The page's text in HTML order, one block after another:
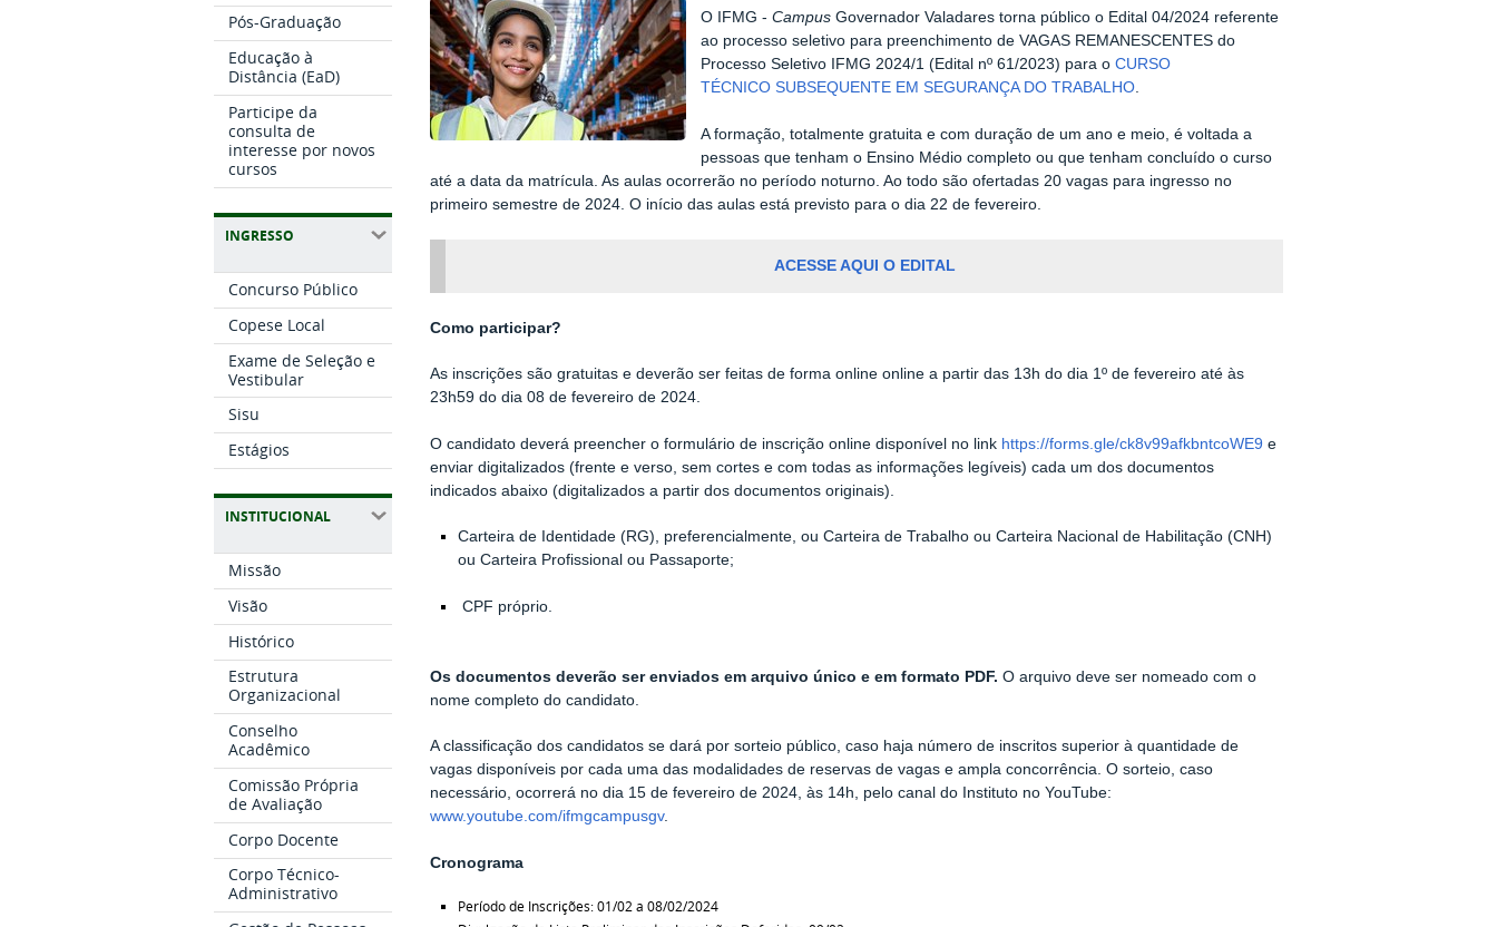
Pós-Graduação
Educação à
Distância (EaD)
Participe da
consulta de
interesse por novos
cursos
INGRESSO
Concurso Público
Copese Local
Exame de Seleção e
Vestibular
Sisu
Estágios
INSTITUCIONAL
Missão
Visão
Histórico
Estrutura
Organizacional
Conselho
Acadêmico
Comissão Própria
de Avaliação
Corpo Docente
Corpo Técnico-
Administrativo
O IFMG - CampusGovernador Valadares torna público o Edital 04/2024 referente
ao processo seletivo para preenchimento de VAGAS REMANESCENTES do
Processo Seletivo IFMG 2024/1 (Edital nº 61/2023) para o CURSO
TÉCNICO SUBSEQUENTE EM SEGURANÇA DO TRABALHO.
A formação, totalmente gratuita e com duração de um ano e meio, é voltada a
pessoas que tenham o Ensino Médio completo ou que tenham concluído o curso
até a data da matrícula. As aulas ocorrerão no período noturno. Ao todo são ofertadas 20 vagas para ingresso no
primeiro semestre de 2024. O início das aulas está previsto para o dia 22 de fevereiro.
ACESSE AQUI O EDITAL
Como participar?
As inscrições são gratuitas e deverão ser feitas de forma online online a partir das 13h do dia 1º de fevereiro até às
23h59 do dia 08 de fevereiro de 2024.
O candidato deverá preencher o formulário de inscrição online disponível no link https://forms.gle/ck8v99afkbntcoWE9 e
enviar digitalizados (frente e verso, sem cortes e com todas as informações legíveis) cada um dos documentos
indicados abaixo (digitalizados a partir dos documentos originais).
Carteira de Identidade (RG), preferencialmente, ou Carteira de Trabalho ou Carteira Nacional de Habilitação (CNH)
ou Carteira Profissional ou Passaporte;
CPF próprio.
Os documentos deverão ser enviados em arquivo único e em formato PDF. O arquivo deve ser nomeado com o
nome completo do candidato
A classificação dos candidatos se dará por sorteio público, caso haja número de inscritos superior à quantidade de
vagas disponíveis por cada uma das modalidades de reservas de vagas e ampla concorrência. O sorteio, caso
necessário, ocorrerá no dia 15 de fevereiro de 2024, às 14h, pelo canal do Instituto no YouTube:
www.youtube.com/ifmgcampusgv.
Cronograma
Período de Inscrições: 01/02 a 08/02/2024